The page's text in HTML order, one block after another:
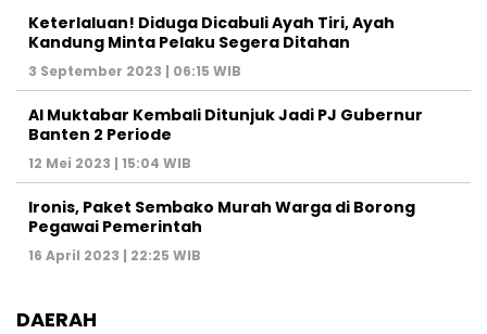
Keterlaluan! Diduga Dicabuli Ayah Tiri, Ayah
Kandung Minta Pelaku Segera Ditahan
3 September 2023 | 06:15 WIB
Al Muktabar Kembali Ditunjuk Jadi PJ Gubernur
Banten 2 Periode
12 Mei 2023 | 15:04 WIB
Ironis, Paket Sembako Murah Warga di Borong
Pegawai Pemerintah
16 April 2023 | 22:25 WIB
DAERAH